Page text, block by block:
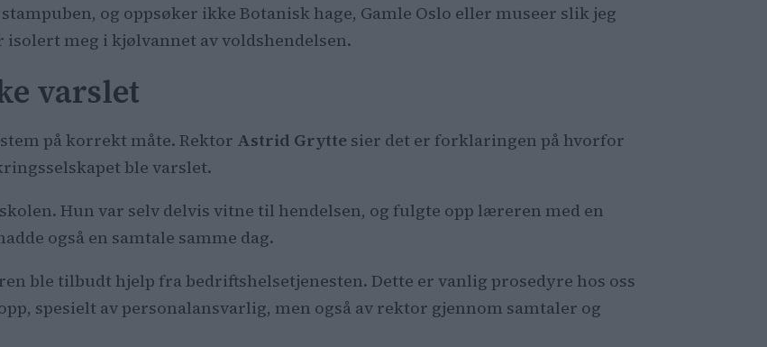
og oppsøker ikke Botanisk hage, Gamle Oslo eller museer slik jeg
meg i kjølvannet av voldshendelsen.
varslet
på korrekt måte. Rektor Astrid Grytte sier det er forklaringen på hvorfor
ble varslet.
Hun var selv delvis vitne til hendelsen, og fulgte opp læreren med en
også en samtale samme dag.
ble tilbudt hjelp fra bedriftshelsetjenesten. Dette er vanlig prosedyre hos oss
spesielt av personalansvarlig, men også av rektor gjennom samtaler og